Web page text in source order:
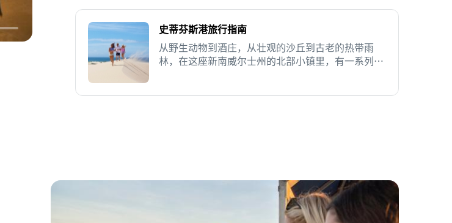
史蒂芬斯港旅行指南
从野生动物到酒庄，从壮观的沙丘到古老的热带雨
林，在这座新南威尔士州的北部小镇里，有一系列令